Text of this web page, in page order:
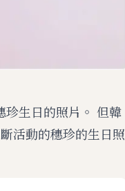
生日的照片。 但韓
活動的穗珍的生日照